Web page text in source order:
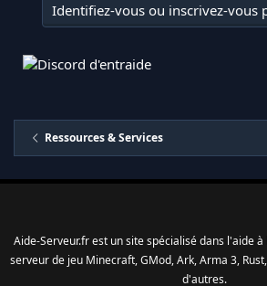
Identifiez-vous ou inscrivez-vous
Ressources & Services
Aide-Serveur.fr est un site spécialisé dans l'aide
serveur de jeu Minecraft, GMod, Ark, Arma 3,
d'autres.